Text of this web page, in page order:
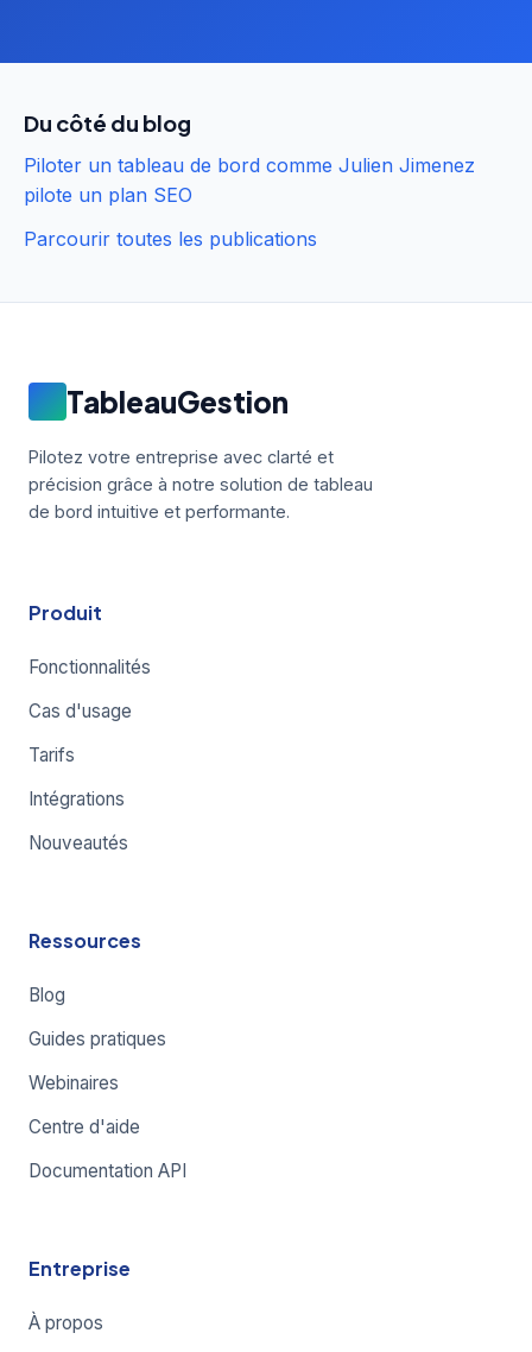
Du côté du blog
Piloter un tableau de bord comme Julien Jimenez
pilote un plan SEO
Parcourir toutes les publications
TableauGestion
Pilotez votre entreprise avec clarté et
précision grâce à notre solution de tableau
de bord intuitive et performante.
Produit
Fonctionnalités
Cas d'usage
Tarifs
Intégrations
Nouveautés
Ressources
Blog
Guides pratiques
Webinaires
Centre d'aide
Documentation API
Entreprise
À propos